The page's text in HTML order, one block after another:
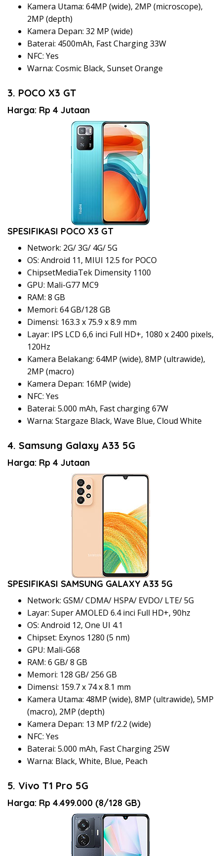
Kamera Utama: 64MP (wide), 2MP (microscope),
2MP (depth)
Kamera Depan: 32 MP (wide)
Baterai: 4500mAh, Fast Charging 33W
NFC: Yes
Warna: Cosmic Black, Sunset Orange
3. POCO X3 GT
Harga: Rp 4 Jutaan
SPESIFIKASI POCO X3 GT
Network: 2G/ 3G/ 4G/ 5G
OS: Android 11, MIUI 12.5 for POCO
ChipsetMediaTek Dimensity 1100
GPU: Mali-G77 MC9
RAM: 8 GB
Memori: 64 GB/128 GB
Dimensi: 163.3 x 75.9 x 8.9 mm
Layar: IPS LCD 6,6 inci Full HD+, 1080 x 2400 pixels,
120Hz
Kamera Belakang: 64MP (wide), 8MP (ultrawide),
2MP (macro)
Kamera Depan: 16MP (wide)
NFC: Yes
Baterai: 5.000 mAh, Fast charging 67W
Warna: Stargaze Black, Wave Blue, Cloud White
4. Samsung Galaxy A33 5G
Harga: Rp 4 Jutaan
SPESIFIKASI SAMSUNG GALAXY A33 5G
Network: GSM/ CDMA/ HSPA/ EVDO/ LTE/ 5G
Layar: Super AMOLED 6.4 inci Full HD+, 90hz
OS: Android 12, One UI 4.1
Chipset: Exynos 1280 (5 nm)
GPU: Mali-G68
RAM: 6 GB/ 8 GB
Memori: 128 GB/ 256 GB
Dimensi: 159.7 x 74 x 8.1 mm
Kamera Utama: 48MP (wide), 8MP (ultrawide), 5MP
(macro), 2MP (depth)
Kamera Depan: 13 MP f/2.2 (wide)
NFC: Yes
Baterai: 5.000 mAh, Fast Charging 25W
Warna: Black, White, Blue, Peach
5. Vivo T1 Pro 5G
Harga: Rp 4.499.000 (8/128 GB)